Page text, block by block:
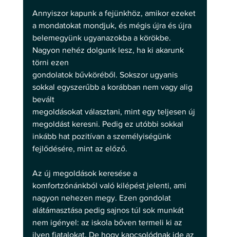
Annyiszor kapunk a fejünkhöz, amikor ezeket
a mondatokat mondjuk, és mégis újra és újra
belemegyünk ugyanazokba a körökbe.
Nagyon nehéz dolgunk lesz, ha ki akarunk
törni ezen
gondolatok bűvköréből. Sokszor ugyanis
sokkal egyszerűbb a korábban nem vagy alig
bevált
megoldásokat választani, mint egy teljesen új
megoldást keresni. Pedig ez utóbbi sokkal
inkább hat pozitívan a személyiségünk
fejlődésére, mint az előző.
Az új megoldások keresése a
komfortzónánkból való kilépést jelenti, ami
nagyon nehezen megy. Ezen gondolat
alátámasztása pedig sajnos túl sok munkát
nem igényel: az iskola bőven termeli ki az
ilyen fiatalokat. De hogy kapcsolódnak ide az